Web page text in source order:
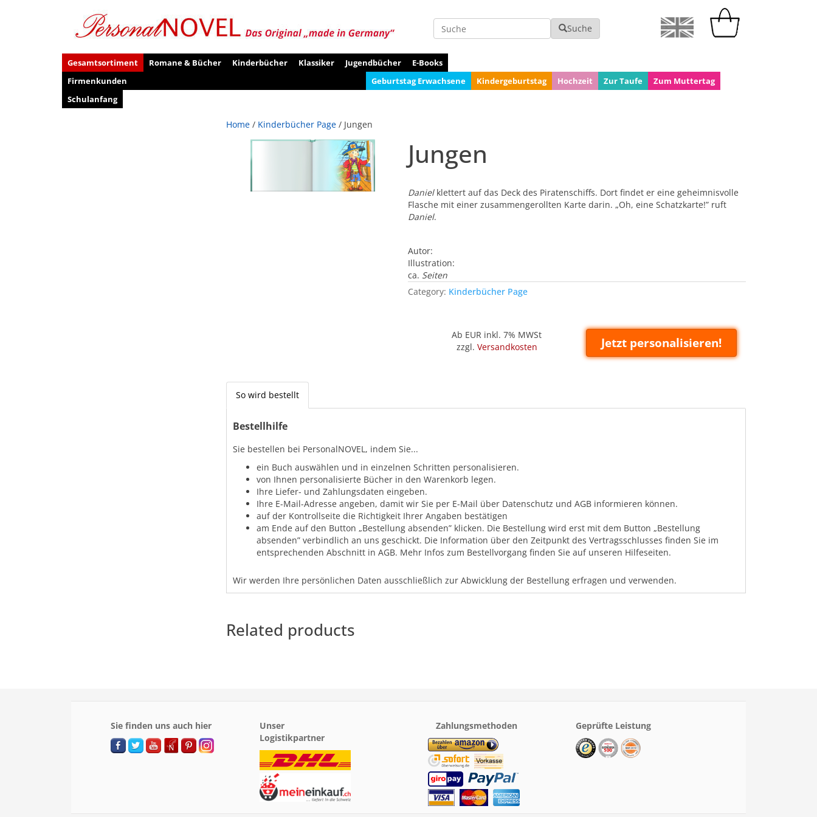
Suche Suche
Gesamtsortiment Romane & Bücher Kinderbücher Klassiker Jugendbücher
E-Books
Firmenkunden
Geburtstag Erwachsene Kindergeburtstag Hochzeit Zur Taufe
Zum Muttertag
Schulanfang
Home / Kinderbücher Page / Jungen
Jungen
Danielklettert auf das Deck des Piratenschiffs. Dort findet er eine geheimnisvolle
Flasche mit einer zusammengerollten Karte darin. „Oh, eine Schatzkarte!” ruft
Daniel.
Autor:
Illustration:
ca. Seiten
Category: Kinderbücher Page
Ab EUR inkl. 7% MWSt
zzgl. Versandkosten Jetzt personalisieren!
So wird bestellt
Bestellhilfe
Sie bestellen bei PersonalNOVEL, indem Sie...
ein Buch auswählen und in einzelnen Schritten personalisieren.
von Ihnen personalisierte Bücher in den Warenkorb legen.
Ihre Liefer- und Zahlungsdaten eingeben.
Ihre E-Mail-Adresse angeben, damit wir Sie per E-Mail über Datenschutz und AGB informieren können.
auf der Kontrollseite die Richtigkeit Ihrer Angaben bestätigen
am Ende auf den Button „Bestellung absenden” klicken. Die Bestellung wird erst mit dem Button „Bestellung
absenden” verbindlich an uns geschickt. Die Information über den Zeitpunkt des Vertragsschlusses finden Sie im
entsprechenden Abschnitt in AGB. Mehr Infos zum Bestellvorgang finden Sie auf unseren Hilfeseiten.
Wir werden Ihre persönlichen Daten ausschließlich zur Abwicklung der Bestellung erfragen und verwenden.
Related products
Sie finden uns auch hier
Unser
Logistikpartner
Zahlungsmethoden Geprüfte Leistung